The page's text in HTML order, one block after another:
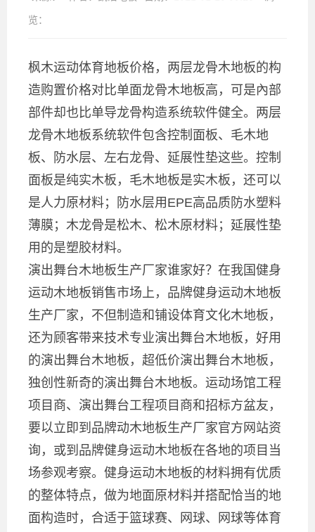
览：
枫木运动体育地板价格，两层龙骨木地板的构
造购置价格对比单面龙骨木地板高，可是內部
部件却也比单导龙骨构造系统软件健全。两层
龙骨木地板系统软件包含控制面板、毛木地
板、防水层、左右龙骨、延展性垫这些。控制
面板是纯实木板，毛木地板是实木板，还可以
是人力原材料；防水层用EPE高品质防水塑料
薄膜；木龙骨是松木、松木原材料；延展性垫
用的是塑胶材料。
演出舞台木地板生产厂家谁家好？在我国健身
运动木地板销售市场上，品牌健身运动木地板
生产厂家，不但制造和铺设体育文化木地板，
还为顾客带来技术专业演出舞台木地板，好用
的演出舞台木地板，超低价演出舞台木地板，
独创性新奇的演出舞台木地板。运动场馆工程
项目商、演出舞台工程项目商和招标方盆友，
要以立即到品牌动木地板生产厂家官方网站资
询，或到品牌健身运动木地板在各地的项目当
场参观考察。健身运动木地板的材料拥有优质
的整体特点，做为地面原材料并搭配恰当的地
面构造时，合适于篮球赛、网球、网球等体育